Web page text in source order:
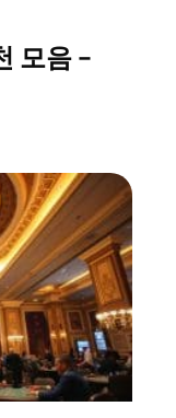
모음 –